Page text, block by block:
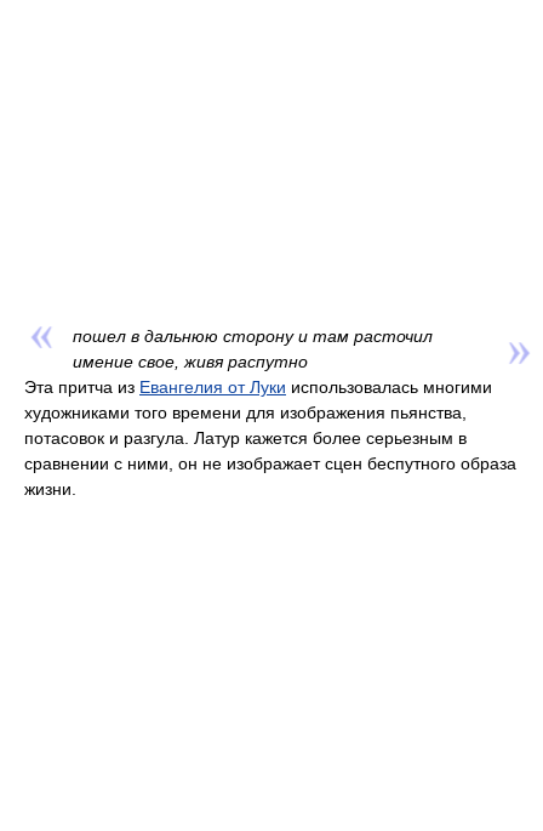
пошел в дальнюю сторону и там расточил
имение свое, живя распутно
Эта притча из Евангелия от Луки использовалась многими
художниками того времени для изображения пьянства,
потасовок и разгула. Латур кажется более серьезным в
сравнении с ними, он не изображает сцен беспутного образа
жизни.